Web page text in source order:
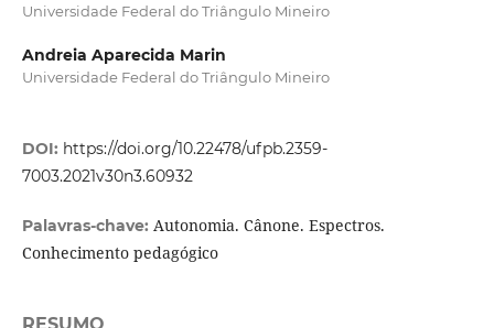
Universidade Federal do Triângulo Mineiro
Andreia Aparecida Marin
Universidade Federal do Triângulo Mineiro
DOI: https://doi.org/10.22478/ufpb.2359-
7003.2021v30n3.60932
Palavras-chave: Autonomia. Cânone. Espectros.
Conhecimento pedagógico